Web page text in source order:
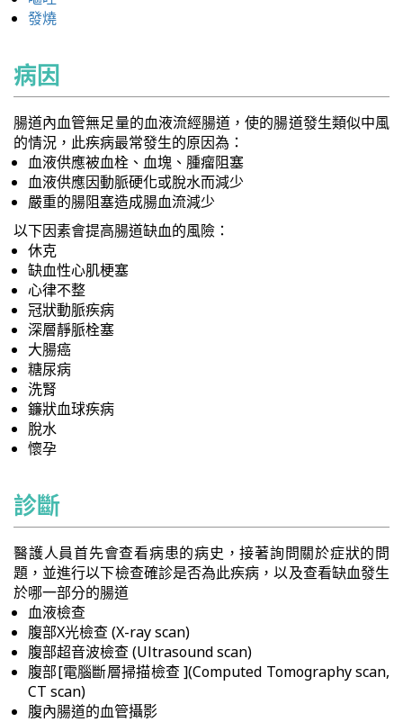
發燒
病因
腸道內血管無足量的血液流經腸道，使的腸道發生類似中風
的情況，此疾病最常發生的原因為：
血液供應被血栓、血塊、腫瘤阻塞
血液供應因動脈硬化或脫水而減少
嚴重的腸阻塞造成腸血流減少
以下因素會提高腸道缺血的風險：
休克
缺血性心肌梗塞
心律不整
冠狀動脈疾病
深層靜脈栓塞
大腸癌
糖尿病
洗腎
鐮狀血球疾病
脫水
懷孕
診斷
醫護人員首先會查看病患的病史，接著詢問關於症狀的問
題，並進行以下檢查確診是否為此疾病，以及查看缺血發生
於哪一部分的腸道
血液檢查
腹部X光檢查 (X-ray scan)
腹部超音波檢查 (Ultrasound scan)
腹部[電腦斷層掃描檢查 ](Computed Tomography scan,
CT scan)
腹內腸道的血管攝影